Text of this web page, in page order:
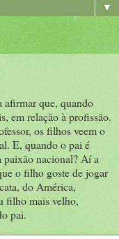
▼
que, quando
em relação à profissão.
os filhos veem o
E, quando o pai é
paixão nacional? Aí a
o filho goste de jogar
do América,
filho mais velho,
pai.